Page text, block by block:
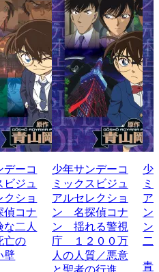
デーコ
ビジュ
クショ
コナ
二人
亡の
壁
少年サンデーコ
ミックスビジュ
アルセレクショ
ン 名探偵コナ
ン 揺れる警視
庁 １２００万
人の人質／悪意
と聖者の行進
少
ミ
ア
ン
ン
二
青